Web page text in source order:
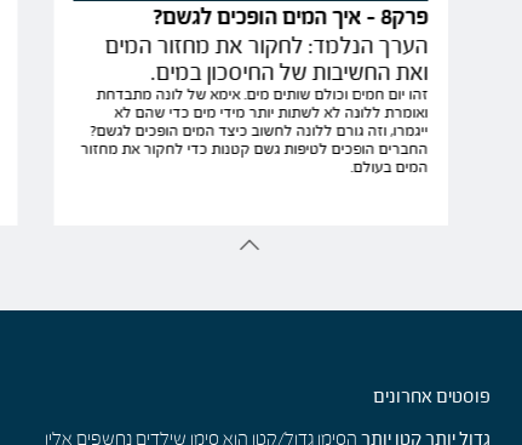
פרק8 - איך המים הופכים לגשם?
הערך הנלמד: לחקור את מחזור המים
ואת החשיבות של החיסכון במים.
זהו יום חמים וכולם שותים מים. אימא של לונה מתבדחת
ואומרת ללונה לא לשתות יותר מידי מים כדי שהם לא
ייגמרו, וזה גורם ללונה לחשוב כיצד המים הופכים לגשם?
החברים הופכים לטיפות גשם קטנות כדי לחקור את מחזור
המים בעולם.
פוסטים אחרונים
גדול יותר קטן יותר הסימן גדול/קטן הוא סימן שילדים נחשפים אליו